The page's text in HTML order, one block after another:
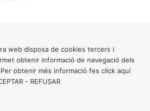
web disposa de cookies tercers i
obtenir informació de navegació dels
obtenir més informació fes click aquí
- REFUSAR